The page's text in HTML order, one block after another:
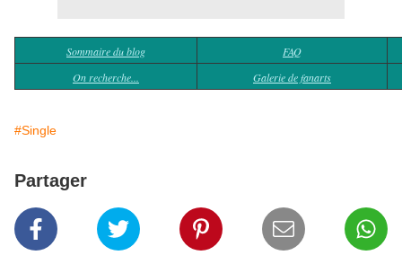
Sommaire du blog
FAQ
On recherche...
Galerie de fanarts
#Single
Partager